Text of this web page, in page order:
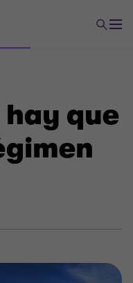
hay que